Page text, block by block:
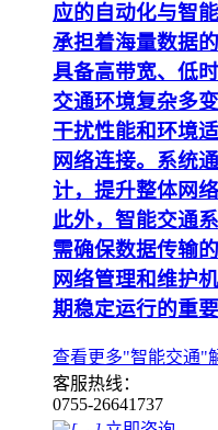
应的自动化与智
承担着海量数据
具备高带宽、低
交通环境复杂多
干扰性能和环境
网络连接。系统
计，提升整体网
此外，智能交通
需确保数据传输
网络管理和维护
期稳定运行的重要
查看更多"智能交通"
客服热线：
0755-26641737